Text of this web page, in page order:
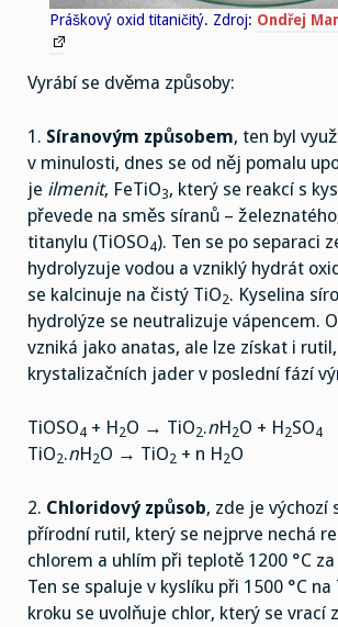
Práškový oxid titaničitý. Zdroj: Ondřej
Vyrábí se dvěma způsoby:
1. Síranovým způsobem, ten byl
v minulosti, dnes se od něj pomalu
je ilmenit, FeTiO3, který se reakcí s
převede na směs síranů –
titanylu (TiOSO4). Ten se po separaci
hydrolyzuje vodou a vzniklý hydrát
se kalcinuje na čistý TiO2. Kyselina
hydrolýze se neutralizuje vápencem.
vzniká jako anatas, ale lze získat i
krystalizačních jader v poslední fází
TiOSO4 + H2O → TiO2.nH2O + H2SO4
TiO2.nH2O → TiO2 + n H2O
2. Chloridový způsob, zde je výchozí
přírodní rutil, který se nejprve nechá
chlorem a uhlím při teplotě 1200 °C za
Ten se spaluje v kyslíku při 1500 °C na
kroku se uvolňuje chlor, který se vrací